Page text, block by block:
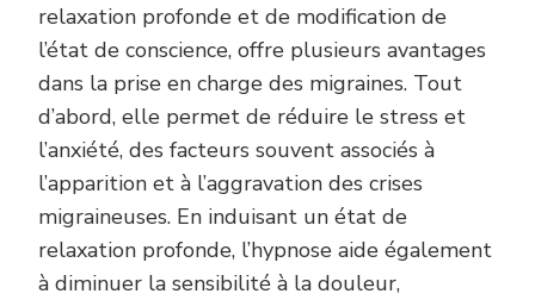
relaxation profonde et de modification de
l’état de conscience, offre plusieurs avantages
dans la prise en charge des migraines. Tout
d’abord, elle permet de réduire le stress et
l’anxiété, des facteurs souvent associés à
l’apparition et à l’aggravation des crises
migraineuses. En induisant un état de
relaxation profonde, l’hypnose aide également
à diminuer la sensibilité à la douleur,